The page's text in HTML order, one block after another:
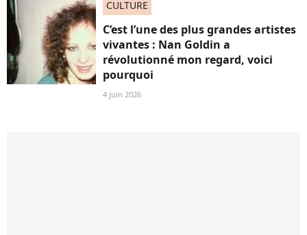
CULTURE
C’est l’une des plus grandes artistes
vivantes : Nan Goldin a
révolutionné mon regard, voici
pourquoi
4 juin 2026